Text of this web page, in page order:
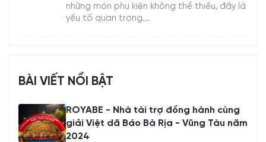
những món phụ kiện không thể thiếu, đây là
yếu tố quan trọng...
BÀI VIẾT NỔI BẬT
ROYABE - Nhà tài trợ đồng hành cùng
giải Việt dã Báo Bà Rịa - Vũng Tàu năm
2024